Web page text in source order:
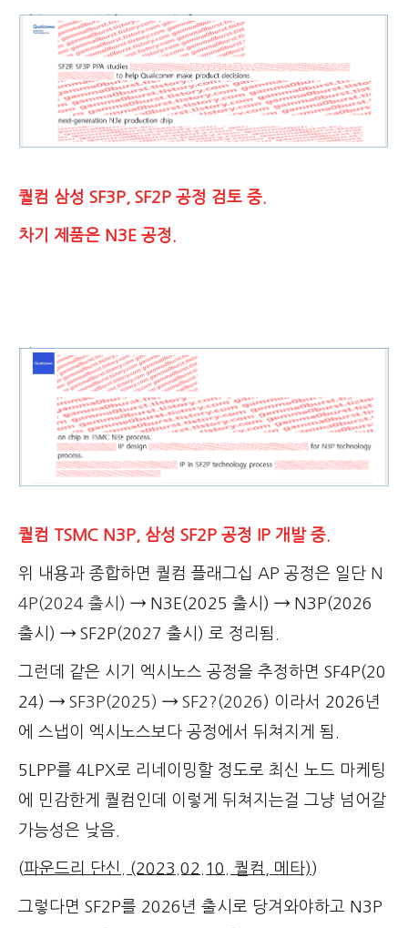
퀄컴 삼성 SF3P, SF2P 공정 검토 중.
차기 제품은 N3E 공정.
퀄컴 TSMC N3P, 삼성 SF2P 공정 IP 개발 중.
위 내용과 종합하면 퀄컴 플래그십 AP 공정은 일단 N
4P(2024 출시) → N3E(2025 출시) →N3P(2026
출시) →SF2P(2027 출시) 로 정리됨.
그런데 같은 시기 엑시노스 공정을 추정하면 SF4P(20
24) →SF3P(2025 ) →SF2?(2026 ) 이라서 2026년
에 스냅이 엑시노스보다 공정에서 뒤쳐지게 됨.
5LPP를 4LPX로 리네이밍할 정도로 최신 노드 마케팅
에 민감한게 퀄컴인데 이렇게 뒤쳐지는걸 그냥 넘어갈
가능성은 낮음.
(파운드리 단신. (2023.02.10. 퀄컴, 메타) )
그렇다면 SF2P를 2026년 출시로 당겨와야하고 N3P